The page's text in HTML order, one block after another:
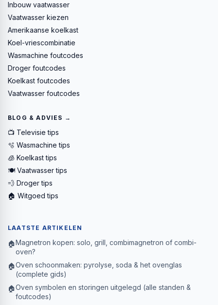
Inbouw vaatwasser
Vaatwasser kiezen
Amerikaanse koelkast
Koel-vriescombinatie
Wasmachine foutcodes
Droger foutcodes
Koelkast foutcodes
Vaatwasser foutcodes
BLOG & ADVIES →
📺 Televisie tips
🫧 Wasmachine tips
🧊 Koelkast tips
🍽️ Vaatwasser tips
💨 Droger tips
🏠 Witgoed tips
LAATSTE ARTIKELEN
🏠Magnetron kopen: solo, grill, combimagnetron of combi-
oven?
🏠Oven schoonmaken: pyrolyse, soda & het ovenglas
(complete gids)
🏠Oven symbolen en storingen uitgelegd (alle standen &
foutcodes)